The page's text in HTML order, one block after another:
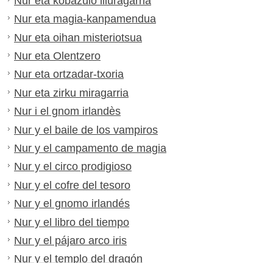
Nur eta magia-kanpamendua
Nur eta oihan misteriotsua
Nur eta Olentzero
Nur eta ortzadar-txoria
Nur eta zirku miragarria
Nur i el gnom irlandès
Nur y el baile de los vampiros
Nur y el campamento de magia
Nur y el circo prodigioso
Nur y el cofre del tesoro
Nur y el gnomo irlandés
Nur y el libro del tiempo
Nur y el pájaro arco iris
Nur y el templo del dragón